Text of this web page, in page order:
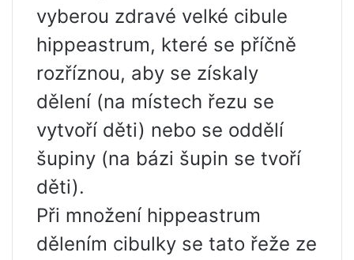
vyberou zdravé velké cibule
hippeastrum, které se příčně
rozříznou, aby se získaly
dělení (na místech řezu se
vytvoří děti) nebo se oddělí
šupiny (na bázi šupin se tvoří
děti).
Při množení hippeastrum
dělením cibulky se tato řeže ze